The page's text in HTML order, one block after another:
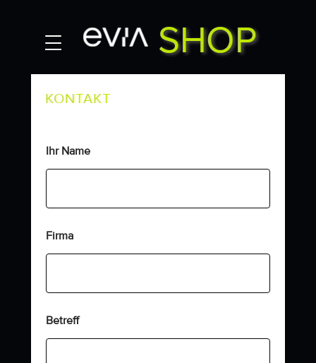
SHOP
Mein Konto
Kontakt
KONTAKT
Ihr Name
Firma
Betreff